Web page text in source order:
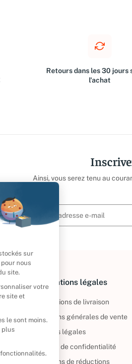
Retours dans les 30 jours
l'achat
Ainsi, vous serez tenu au
Informations légales
Informations de livraison
Conditions générales de vente
Mentions légales
Politique de confidentialité
Conditions de réductions